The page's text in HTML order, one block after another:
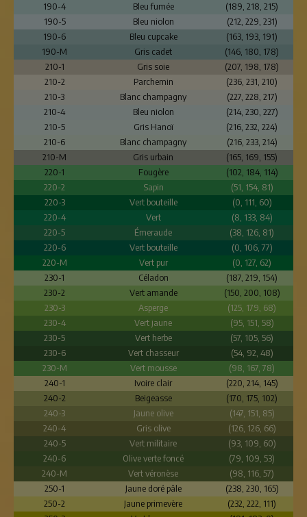
190-4
Bleu fumée
(189, 218, 215)
190-5
Bleu niolon
(212, 229, 231)
190-6
Bleu cupcake
(163, 193, 191)
190-M
Gris cadet
(146, 180, 178)
210-1
Gris soie
(207, 198, 178)
210-2
Parchemin
(236, 231, 210)
210-3
Blanc champagny
(227, 228, 217)
210-4
Bleu niolon
(214, 230, 227)
210-5
Gris Hanoï
(216, 232, 224)
210-6
Blanc champagny
(216, 233, 214)
210-M
Gris urbain
(165, 169, 155)
220-1
Fougère
(102, 184, 114)
220-2
Sapin
(51, 154, 81)
220-3
Vert bouteille
(0, 111, 60)
220-4
Vert
(8, 133, 84)
220-5
Émeraude
(38, 126, 81)
220-6
Vert bouteille
(0, 106, 77)
220-M
Vert pur
(0, 127, 62)
230-1
Céladon
(187, 219, 154)
230-2
Vert amande
(150, 200, 108)
230-3
Asperge
(125, 179, 68)
230-4
Vert jaune
(95, 151, 58)
230-5
Vert herbe
(57, 105, 56)
230-6
Vert chasseur
(54, 92, 48)
230-M
Vert mousse
(98, 167, 78)
240-1
Ivoire clair
(220, 214, 145)
240-2
Beigeasse
(170, 175, 102)
240-3
Jaune olive
(147, 151, 85)
240-4
Gris olive
(126, 126, 66)
240-5
Vert militaire
(93, 109, 60)
240-6
Olive verte foncé
(79, 109, 53)
240-M
Vert véronèse
(98, 116, 57)
250-1
Jaune doré pâle
(238, 230, 165)
250-2
Jaune primevère
(232, 222, 111)